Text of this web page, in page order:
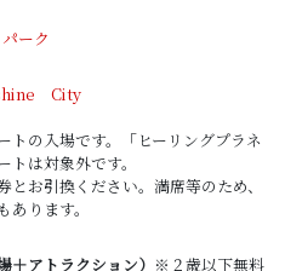
ーク
City
の入場です。「ヒーリングプラネ
は対象外です。
お引換ください。満席等のため、
ります。
＋アトラクション） ※２歳以下無料